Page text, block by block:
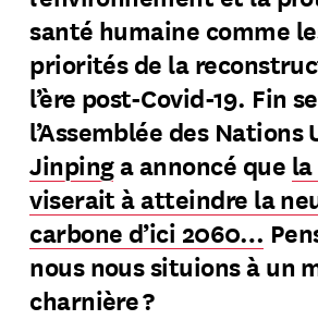
santé humaine comme
priorités de la
l’ère post-Covid-19. Fin
l’Assemblée des Nations
Jinpinga annoncé que
viserait à atteindre la
carbone d’ici 2060…
nous nous situions à un
charnière ?